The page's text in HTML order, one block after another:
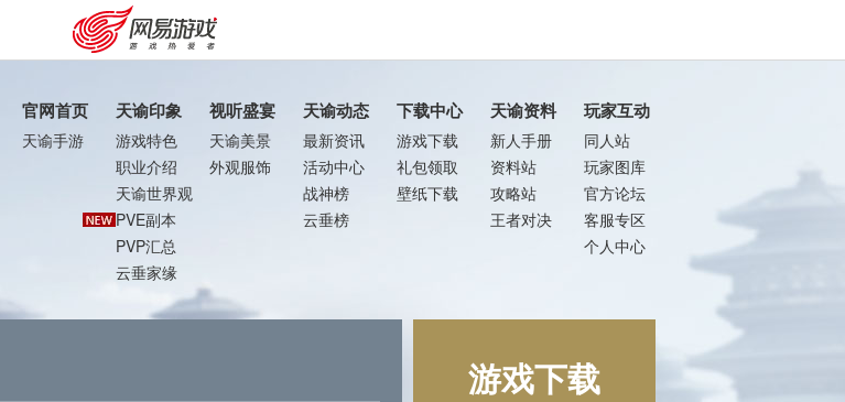
官网首页
天谕手游
天谕印象
游戏特色
职业介绍
天谕世界观
PVE副本
PVP汇总
云垂家缘
视听盛宴
天谕美景
外观服饰
天谕动态
最新资讯
活动中心
战神榜
云垂榜
下载中心
游戏下载
礼包领取
壁纸下载
天谕资料
新人手册
资料站
攻略站
王者对决
玩家互动
同人站
玩家图库
官方论坛
客服专区
个人中心
游戏下载